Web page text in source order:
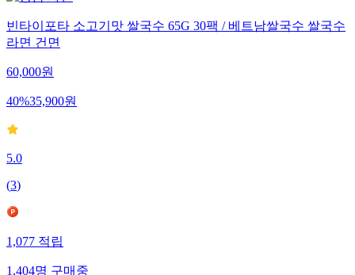
빈타이포타 소고기맛 쌀국수 65G 30팩 / 베트남쌀국수 쌀국수
라면 건면
60,000원
40%35,900원
5.0
(3)
1,077적립